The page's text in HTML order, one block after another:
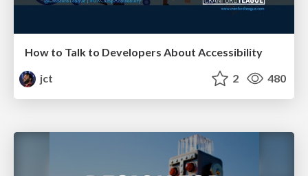
How to Talk to Developers About Accessibility
jct
2 480